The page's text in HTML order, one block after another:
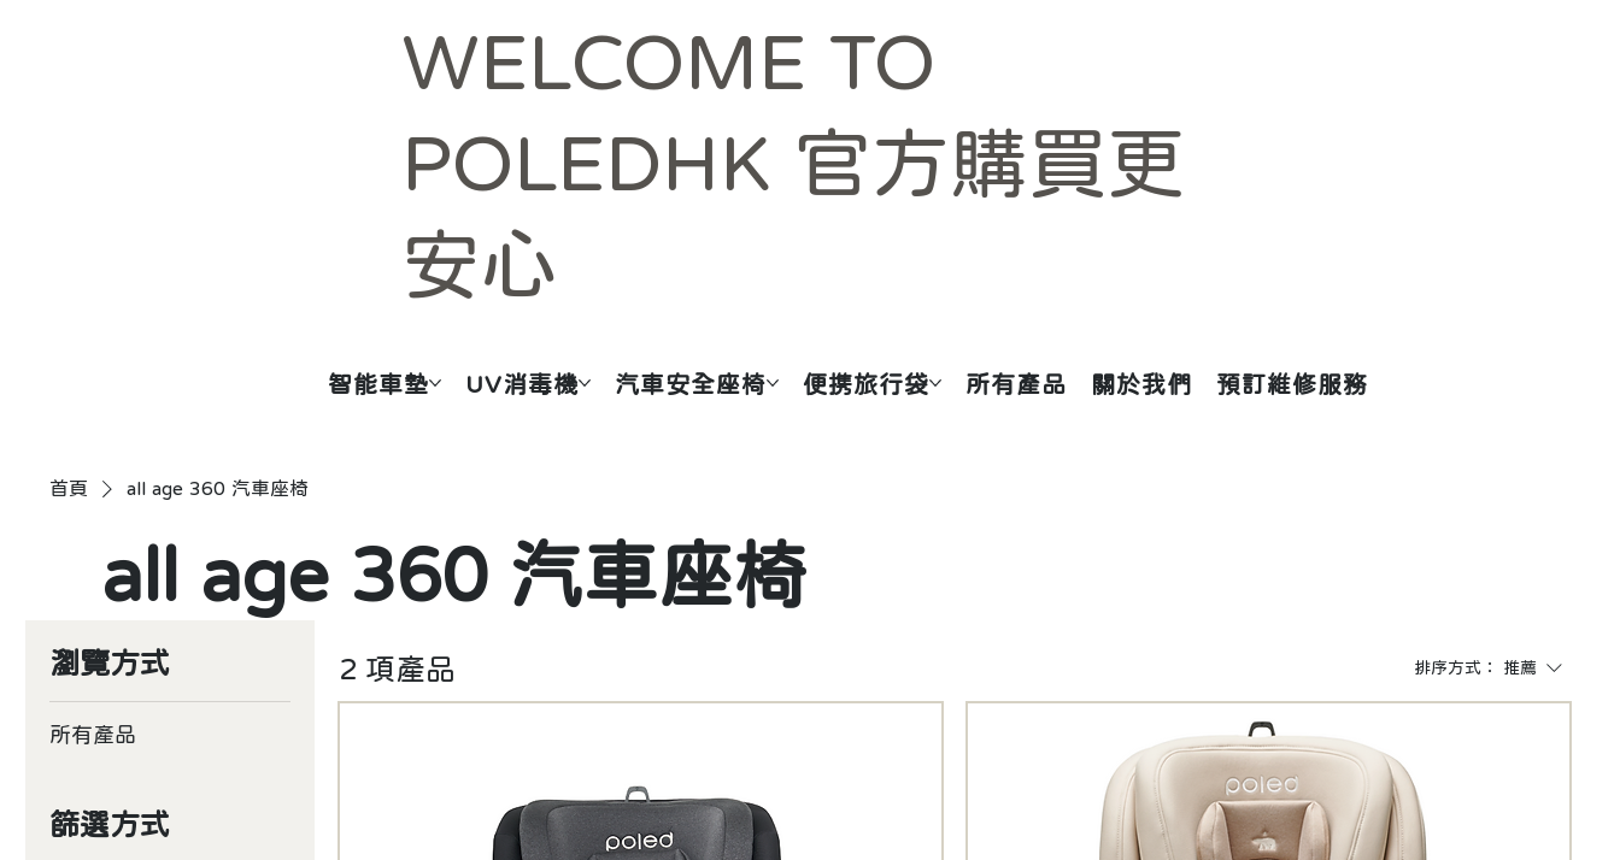
WELCOME TO
POLEDHK 官方購買更
安心
智能車墊 UV消毒機 汽車安全座椅 便携旅行袋 所有產品 關於我們 預訂維修服務
首頁 all age 360 汽車座椅
all age 360 汽車座椅
瀏覽方式
所有產品
篩選方式
2 項產品 排序方式： 推薦